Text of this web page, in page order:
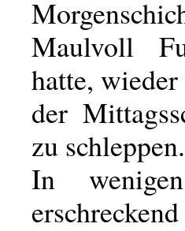
Maulvoll
hatte,
der
zu schleppen.
In